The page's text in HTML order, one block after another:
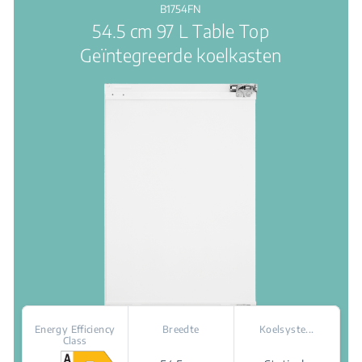
B1754FN
54.5 cm 97 L Table Top
Geïntegreerde koelkasten
Energy Efficiency
Class
Breedte Koelsyste...